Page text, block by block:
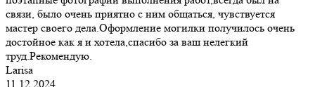
связи, было очень приятно с ним общаться, чувствуется
мастер своего дела.Оформление могилки получилось очень
достойное как я и хотела,спасибо за ваш нелегкий
труд.Рекомендую.
Larisa
11.12.2024